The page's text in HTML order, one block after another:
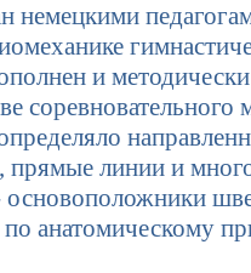
немецкими
и
линии и
анатомическому